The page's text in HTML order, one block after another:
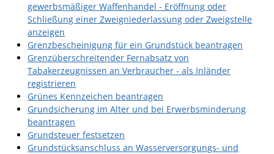
gewerbsmäßiger Waffenhandel - Eröffnung oder
Schließung einer Zweigniederlassung oder Zweigstelle
anzeigen
Grenzbescheinigung für ein Grundstück beantragen
Grenzüberschreitender Fernabsatz von
Tabakerzeugnissen an Verbraucher - als Inländer
registrieren
Grünes Kennzeichen beantragen
Grundsicherung im Alter und bei Erwerbsminderung
beantragen
Grundsteuer festsetzen
Grundstücksanschluss an Wasserversorgungs- und